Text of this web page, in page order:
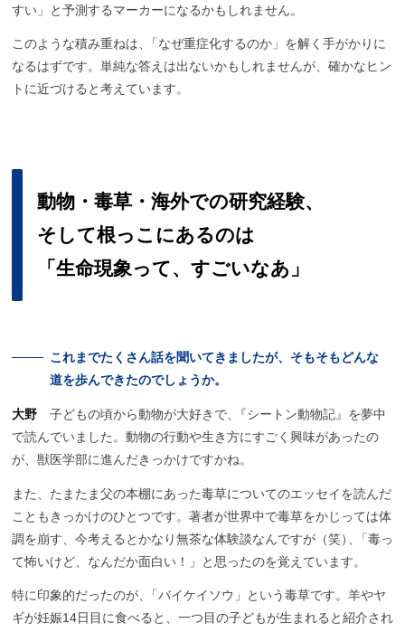
すい」と予測するマーカーになるかもしれません。
このような積み重ねは、
「なぜ重症化するのか」を解く手がかりに
なるはずです。単純な答えは出ないかもしれませんが、確かなヒン
トに近づけると考えています。
動物・毒草・海外での研究経験、
そして根っこにあるのは
「生命現象って、すごいなあ」
これまでたくさん話を聞いてきましたが、 そもそもどんな
道を歩んできたのでしょうか。
大野 子どもの頃から動物が大好きで、
『シートン動物記』を夢中
で読んでいました。動物の行動や生き方にすごく興味があったの
が、獣医学部に進んだきっかけですかね。
また、たまたま父の本棚にあった毒草についてのエッセイを読んだ
こともきっかけのひとつです。著者が世界中で毒草をかじっては体
調を崩す、今考えるとかなり無茶な体験談なんですが（笑）
「毒っ
て怖いけど、なんだか面白い！」と思ったのを覚えています。
特に印象的だったのが、
「バイケイソウ」という毒草です。羊やヤ
ギが妊娠14日目に食べると、一つ目の子どもが生まれると紹介され